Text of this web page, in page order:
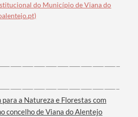
do Município de Viana do
a Natureza e Florestas com
concelho de Viana do Alentejo